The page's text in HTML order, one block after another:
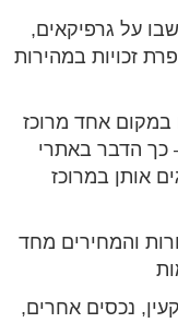
על גרפיקאים,
זכויות במהירות
אחד מרוכז
– כך הדבר באתרי
אותן במרוכז
והמחירים מחד
נכסים אחרים,